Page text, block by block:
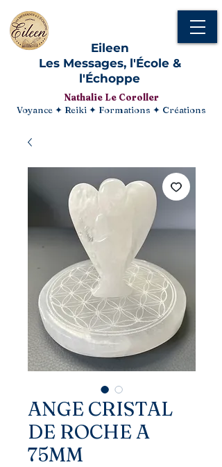
Eileen
Les Messages, l'École &
l'Échoppe
Nathalie Le Coroller
Voyance ✦ Reiki ✦ Formations ✦ Créations
ANGE CRISTAL
DE ROCHE A
75MM